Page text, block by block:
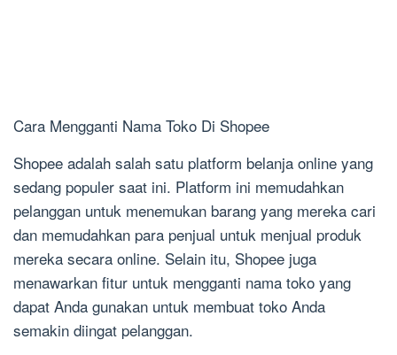
Cara Mengganti Nama Toko Di Shopee
Shopee adalah salah satu platform belanja online yang
sedang populer saat ini. Platform ini memudahkan
pelanggan untuk menemukan barang yang mereka cari
dan memudahkan para penjual untuk menjual produk
mereka secara online. Selain itu, Shopee juga
menawarkan fitur untuk mengganti nama toko yang
dapat Anda gunakan untuk membuat toko Anda
semakin diingat pelanggan.